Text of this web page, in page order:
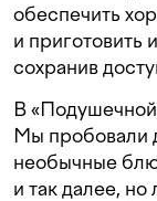
обеспечить
и приготовить
сохранив
В
Мы пробовали
необычные
и так далее,